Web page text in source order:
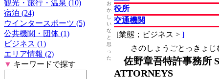
観光・旅行・温泉 (10)
宿泊 (24)
ウインタースポーツ (5)
公共機関・団体 (1)
ビジネス (1)
エリア情報 (2)
▼ キーワードで探す
役所
交通機関
[業態；ビジネス > ]
さのしょうごとっきょじ
佐野章吾特許事務所
ATTORNEYS
お
か
し
い
な
と
思
っ
た